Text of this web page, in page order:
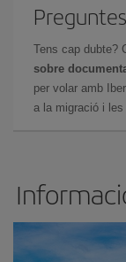
Tens cap dubte?
sobre
per volar amb
a la migració i les